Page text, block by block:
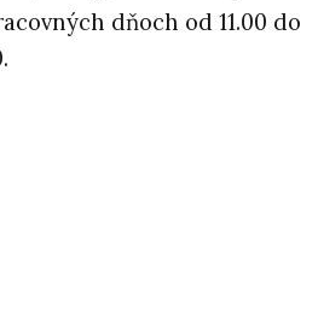
dňoch od 11.00 do